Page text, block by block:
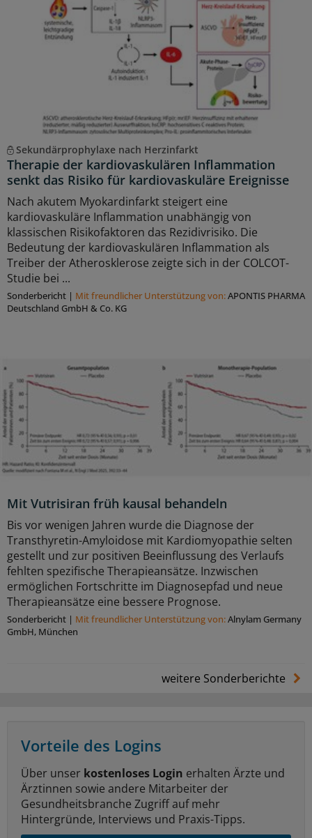
Sekundärprophylaxe nach Herzinfarkt
Therapie der kardiovaskulären Inflammation
senkt das Risiko für kardiovaskuläre Ereignisse
Nach akutem Myokardinfarkt steigert eine
kardiovaskuläre Inflammation unabhängig von
klassischen Risikofaktoren das Rezidivrisiko. Die
Bedeutung der kardiovaskulären Inflammation als
Treiber der Atherosklerose zeigte sich in der COLCOT-
Studie bei ...
Sonderbericht | Mit freundlicher Unterstützung von:APONTIS PHARMA
Deutschland GmbH & Co. KG
Mit Vutrisiran früh kausal behandeln
Bis vor wenigen Jahren wurde die Diagnose der
Transthyretin-Amyloidose mit Kardiomyopathie selten
gestellt und zur positiven Beeinflussung des Verlaufs
fehlten spezifische Therapieansätze. Inzwischen
ermöglichen Fortschritte im Diagnosepfad und neue
Therapieansätze eine bessere Prognose.
Sonderbericht | Mit freundlicher Unterstützung von:Alnylam Germany
GmbH, München
weitere Sonderberichte
Vorteile des Logins
Über unser kostenloses Login erhalten Ärzte und
Ärztinnen sowie andere Mitarbeiter der
Gesundheitsbranche Zugriff auf mehr
Hintergründe, Interviews und Praxis-Tipps.